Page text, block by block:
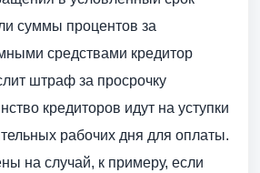
суммы процентов за
средствами кредитор
штраф за просрочку
кредиторов идут на уступки
рабочих дня для оплаты.
на случай, к примеру, если